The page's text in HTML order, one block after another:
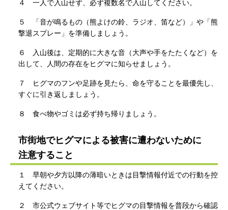
４ 一人で入山せず、必ず複数名で入山してください。
５ 「音が鳴るもの（熊よけの鈴、ラジオ、笛など）」や「熊
撃退スプレー」を準備しましょう。
６ 入山後は、定期的に大きな音（大声や手をたたくなど）を
出して、人間の存在をヒグマに知らせましょう。
７ ヒグマのフンや足跡を見たら、命を守ることを最優先し、
すぐに引き返しましょう。
８ 食べ物やゴミは必ず持ち帰りましょう。
市街地でヒグマによる被害に遭わないために
注意すること
１ 早朝や夕方以降の薄暗いときは目撃情報付近での行動を控
えてください。
２ 市公式ウェブサイト等でヒグマの目撃情報を普段から確認